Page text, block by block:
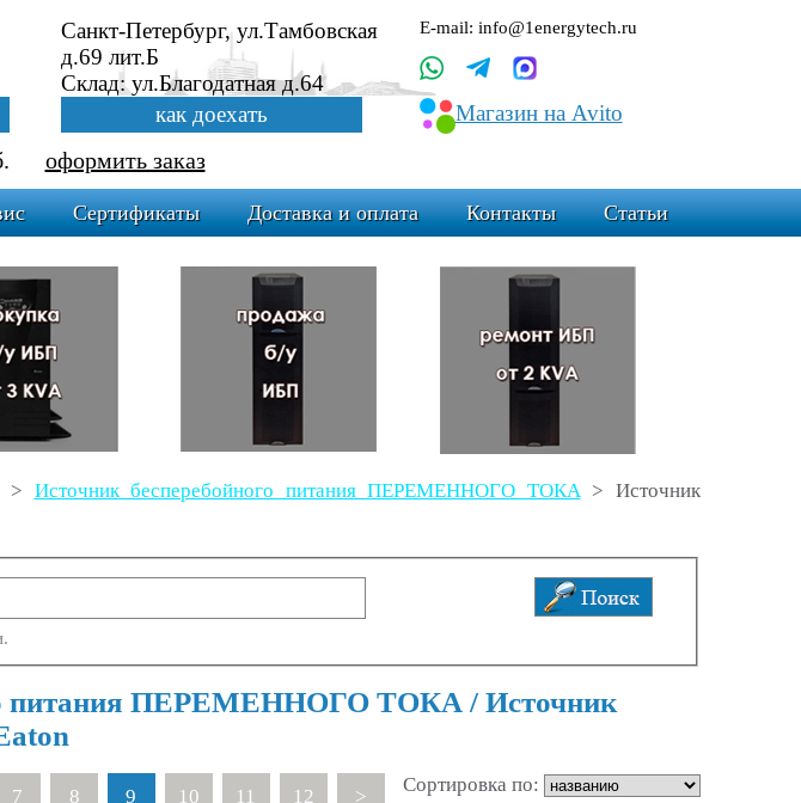
Санкт-Петербург, ул.Тамбовская
д.69 лит.Б
Склад: ул.Благодатная д.64
E-mail: info@1energytech.ru
Магазин на Avito
как доехать
оформить заказ
Сертификаты Доставка и оплата Контакты Статьи
> Источник бесперебойного питания ПЕРЕМЕННОГО ТОКА> Источник
питания ПЕРЕМЕННОГО ТОКА / Источник
Сортировка по:
7 8 9 10 11 12
>